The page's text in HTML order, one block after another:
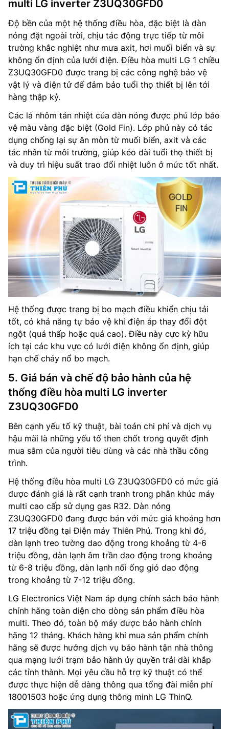
multi LG inverter Z3UQ30GFD0
Độ bền của một hệ thống điều hòa, đặc biệt là dàn
nóng đặt ngoài trời, chịu tác động trực tiếp từ môi
trường khắc nghiệt như mưa axit, hơi muối biển và sự
không ổn định của lưới điện. Điều hòa multi LG 1 chiều
Z3UQ30GFD0 được trang bị các công nghệ bảo vệ
vật lý và điện tử để đảm bảo tuổi thọ thiết bị lên tới
hàng thập kỷ.
Các lá nhôm tản nhiệt của dàn nóng được phủ lớp bảo
vệ màu vàng đặc biệt (Gold Fin). Lớp phủ này có tác
dụng chống lại sự ăn mòn từ muối biển, axit và các
tác nhân từ môi trường, giúp kéo dài tuổi thọ thiết bị
và duy trì hiệu suất trao đổi nhiệt luôn ở mức tốt nhất.
Hệ thống được trang bị bo mạch điều khiển chịu tải
tốt, có khả năng tự bảo vệ khi điện áp thay đổi đột
ngột (quá thấp hoặc quá cao). Điều này cực kỳ hữu
ích tại các khu vực có lưới điện không ổn định, giúp
hạn chế cháy nổ bo mạch.
5. Giá bán và chế độ bảo hành của hệ
thống điều hòa multi LG inverter
Z3UQ30GFD0
Bên cạnh yếu tố kỹ thuật, bài toán chi phí và dịch vụ
hậu mãi là những yếu tố then chốt trong quyết định
mua sắm của người tiêu dùng và các nhà thầu công
trình.
Hệ thống điều hòa multi LG Z3UQ30GFD0 có mức giá
được đánh giá là rất cạnh tranh trong phân khúc máy
multi cao cấp sử dụng gas R32. Dàn nóng
Z3UQ30GFD0 đang được bán với mức giá khoảng hơn
17 triệu đồng tại Điện máy Thiên Phú. Trong khi đó,
dàn lạnh treo tường dao động trong khoảng từ 4-6
triệu đồng, dàn lạnh âm trần dao động trong khoảng
từ 6-8 triệu đồng, dàn lạnh nối ống gió dao động
trong khoảng từ 7-12 triệu đồng.
LG Electronics Việt Nam áp dụng chính sách bảo hành
chính hãng toàn diện cho dòng sản phẩm điều hòa
multi. Theo đó, toàn bộ máy được bảo hành chính
hãng 12 tháng. Khách hàng khi mua sản phẩm chính
hãng sẽ được hưởng dịch vụ bảo hành tận nhà thông
qua mạng lưới trạm bảo hành ủy quyền trải dài khắp
các tỉnh thành. Mọi yêu cầu hỗ trợ kỹ thuật có thể
được thực hiện dễ dàng thông qua tổng đài miễn phí
18001503 hoặc ứng dụng thông minh LG ThinQ.